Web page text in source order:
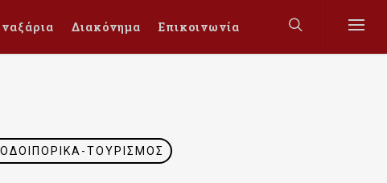
Διακόνημα Επικοινωνία
ΤΟΥΡΙΣΜΌΣ